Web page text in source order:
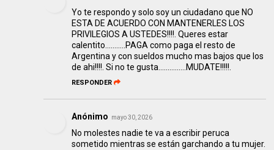
Yo te respondo y solo soy un ciudadano que NO
ESTA DE ACUERDO CON MANTENERLES LOS
PRIVILEGIOS A USTEDES!!!!. Queres estar
calentito...........PAGA como paga el resto de
Argentina y con sueldos mucho mas bajos que los
de ahi!!!!. Si no te gusta...............MUDATE!!!!!.
RESPONDER
Anónimo mayo 30, 2026
No molestes nadie te va a escribir peruca
sometido mientras se están garchando a tu mujer.